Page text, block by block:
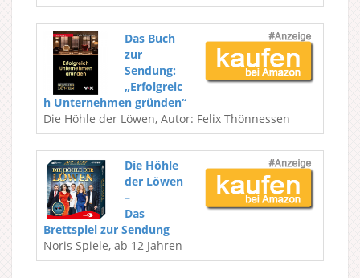
Das Buch
zur
Sendung:
„Erfolgreic
h Unternehmen gründen“
Die Höhle der Löwen, Autor: Felix Thönnessen
Die Höhle
der Löwen
–
Das
Brettspiel zur Sendung
Noris Spiele, ab 12 Jahren